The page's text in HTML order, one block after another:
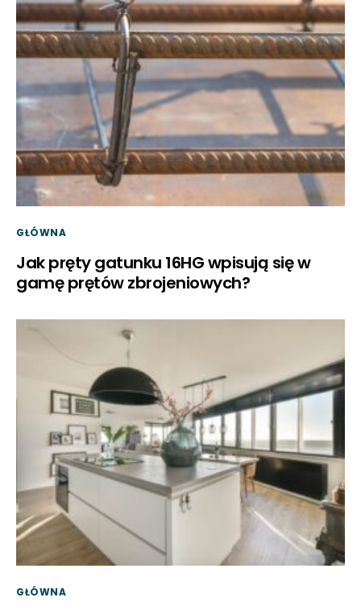
GŁÓWNA
Jak pręty gatunku 16HG wpisują się w
gamę prętów zbrojeniowych?
GŁÓWNA